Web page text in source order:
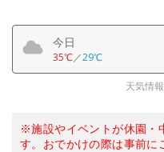
今日
35℃／29℃
天気情
※施設やイベントが休園・
す。おでかけの際は事前に